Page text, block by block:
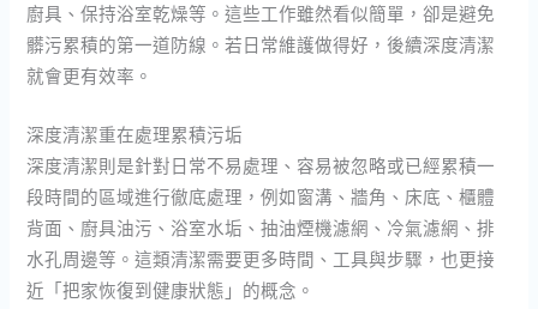
廚具、保持浴室乾燥等。這些工作雖然看似簡單，卻是避免
髒污累積的第一道防線。若日常維護做得好，後續深度清潔
就會更有效率。
深度清潔重在處理累積污垢
深度清潔則是針對日常不易處理、容易被忽略或已經累積一
段時間的區域進行徹底處理，例如窗溝、牆角、床底、櫃體
背面、廚具油污、浴室水垢、抽油煙機濾網、冷氣濾網、排
水孔周邊等。這類清潔需要更多時間、工具與步驟，也更接
近「把家恢復到健康狀態」的概念。